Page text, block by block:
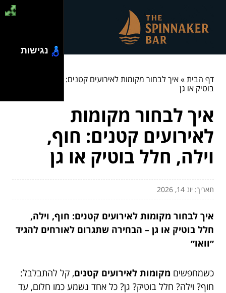
דף הבית»איך לבחור מקומות לאירועים קטנים: חוף, וילה, חלל
בוטיק או גן
איך לבחור מקומות
לאירועים קטנים: חוף,
וילה, חלל בוטיק או גן
תאריך: יונ 14, 2026
איך לבחור מקומות לאירועים קטנים: חוף, וילה,
חלל בוטיק או גן – הבחירה שתגרום לאורחים להגיד
״וואו״
כשמחפשים מקומות לאירועים קטנים, קל להתבלבל:
חוף? וילה? חלל בוטיק? גן? כל אחד נשמע כמו חלום, עד
נגישות